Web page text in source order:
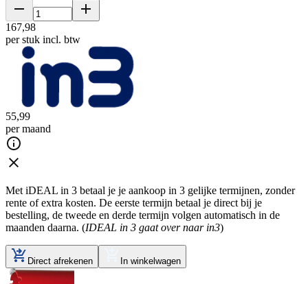
167,98
per stuk incl. btw
55,99
per maand
Met iDEAL in 3 betaal je je aankoop in 3 gelijke termijnen, zonder
rente of extra kosten. De eerste termijn betaal je direct bij je
bestelling, de tweede en derde termijn volgen automatisch in de
maanden daarna. (IDEAL in 3 gaat over naar in3)
Direct afrekenen In winkelwagen